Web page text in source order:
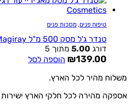
טיפוח פנים, מסכות פנים
טנדר ג'ל מסק 500 מ"ל Magiray מאג'יריי
5.00מתוך 5
₪139.00
הוספה לסל
מהיר לכל הארץ.
מהירה לכל חלקי הארץ ישירות